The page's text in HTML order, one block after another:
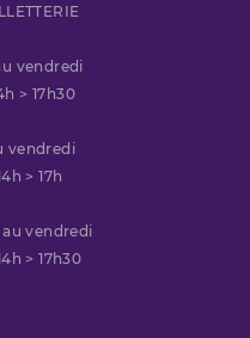
vendredi
> 17h30
vendredi
> 17h
vendredi
> 17h30